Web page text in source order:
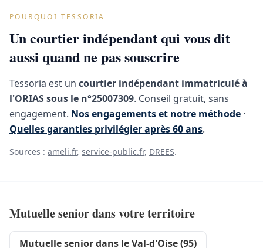
POURQUOI TESSORIA
Un courtier indépendant qui vous dit
aussi quand ne pas souscrire
Tessoria est un courtier indépendant immatriculé à
l'ORIAS sous le n°25007309. Conseil gratuit, sans
engagement. Nos engagements et notre méthode ·
Quelles garanties privilégier après 60 ans.
Sources : ameli.fr, service-public.fr, DREES.
Mutuelle senior dans votre territoire
Mutuelle senior dans le Val-d'Oise (95)